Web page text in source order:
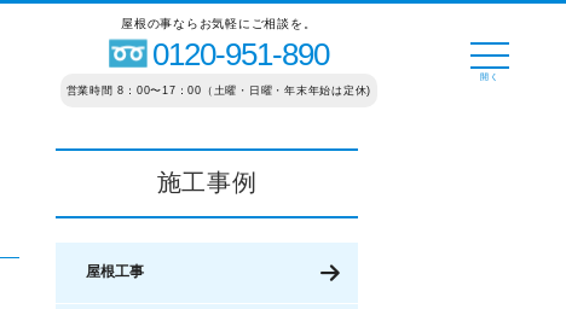
屋根の事ならお気軽にご相談を。
0120-951-890
営業時間 8：00〜17：00（土曜・日曜・年末年始は定休)
施工事例
屋根工事